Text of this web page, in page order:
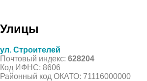
Улицы
ул. Строителей
Почтовый индекс: 628204
Код ИФНС: 8606
Районный код ОКАТО: 71116000000